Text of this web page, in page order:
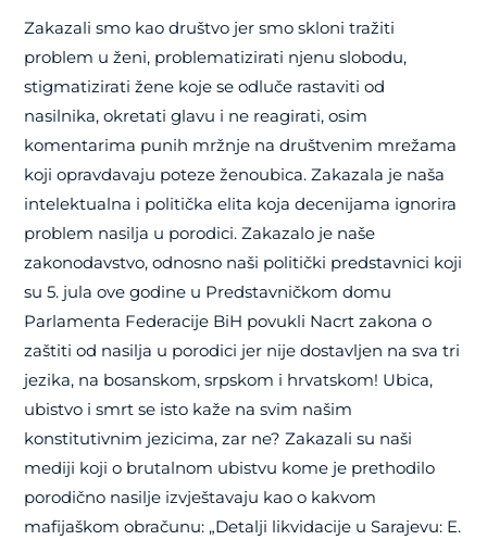
Zakazali smo kao društvo jer smo skloni tražiti
problem u ženi, problematizirati njenu slobodu,
stigmatizirati žene koje se odluče rastaviti od
nasilnika, okretati glavu i ne reagirati, osim
komentarima punih mržnje na društvenim mrežama
koji opravdavaju poteze ženoubica. Zakazala je naša
intelektualna i politička elita koja decenijama ignorira
problem nasilja u porodici. Zakazalo je naše
zakonodavstvo, odnosno naši politički predstavnici koji
su 5. jula ove godine u Predstavničkom domu
Parlamenta Federacije BiH povukli Nacrt zakona o
zaštiti od nasilja u porodici jer nije dostavljen na sva tri
jezika, na bosanskom, srpskom i hrvatskom! Ubica,
ubistvo i smrt se isto kaže na svim našim
konstitutivnim jezicima, zar ne? Zakazali su naši
mediji koji o brutalnom ubistvu kome je prethodilo
porodično nasilje izvještavaju kao o kakvom
mafijaškom obračunu: „Detalji likvidacije u Sarajevu: E.